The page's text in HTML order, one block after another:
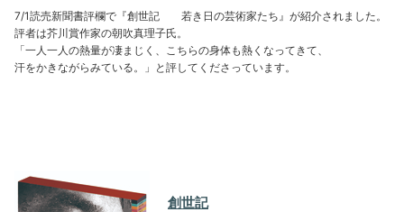
7/1読売新聞書評欄で『創世記 若き日の芸術家たち』が紹介されました。
評者は芥川賞作家の朝吹真理子氏。
「一人一人の熱量が凄まじく、こちらの身体も熱くなってきて、
汗をかきながらみている。」と評してくださっています。
創世記